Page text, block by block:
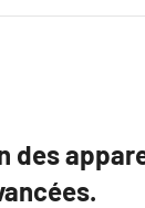
des